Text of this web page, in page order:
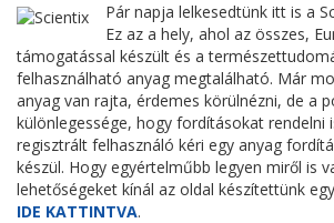
Pár napja lelkesedtünk itt is a
Ez az a hely, ahol az összes,
támogatással készült és a
felhasználható anyag megtalálható. Már
anyag van rajta, érdemes körülnézni, de a
különlegessége, hogy fordításokat rendelni
regisztrált felhasználó kéri egy anyag
készül. Hogy egyértelműbb legyen miről is
lehetőségeket kínál az oldal készítettünk
IDE KATTINTVA.